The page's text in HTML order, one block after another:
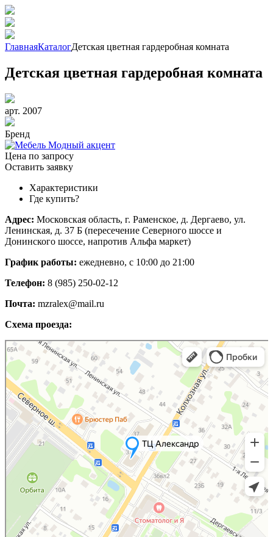
ГлавнаяКаталогДетская цветная гардеробная комната
Детская цветная гардеробная комната
арт. 2007
Бренд
Цена по запросу
Оставить заявку
Характеристики
Где купить?
Адрес: Московская область, г. Раменское, д. Дергаево, ул.
Ленинская, д. 37 Б (пересечение Северного шоссе и
Донинского шоссе, напротив Альфа маркет)
График работы: ежедневно, с 10:00 до 21:00
Телефон: 8 (985) 250-02-12
Почта: mzralex@mail.ru
Схема проезда:
Яндекс Карты
Яндекс Карты — транспорт, навигация, поиск мест